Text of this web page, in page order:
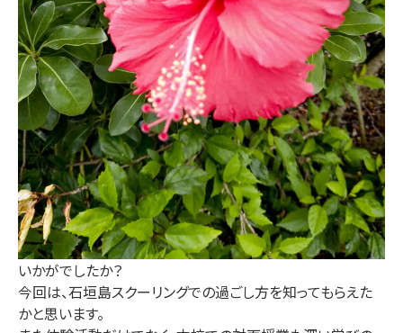
いかがでしたか？
今回は、石垣島スクーリングでの過ごし方を知ってもらえた
かと思います。